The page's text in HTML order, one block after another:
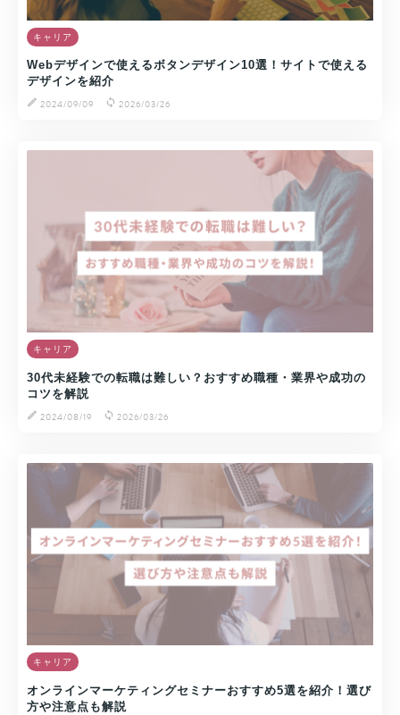
キャリア
Webデザインで使えるボタンデザイン10選！サイトで使える
デザインを紹介
2024/09/09
2026/03/26
キャリア
30代未経験での転職は難しい？おすすめ職種・業界や成功の
コツを解説
2024/08/19
2026/03/26
キャリア
オンラインマーケティングセミナーおすすめ5選を紹介！選び
方や注意点も解説